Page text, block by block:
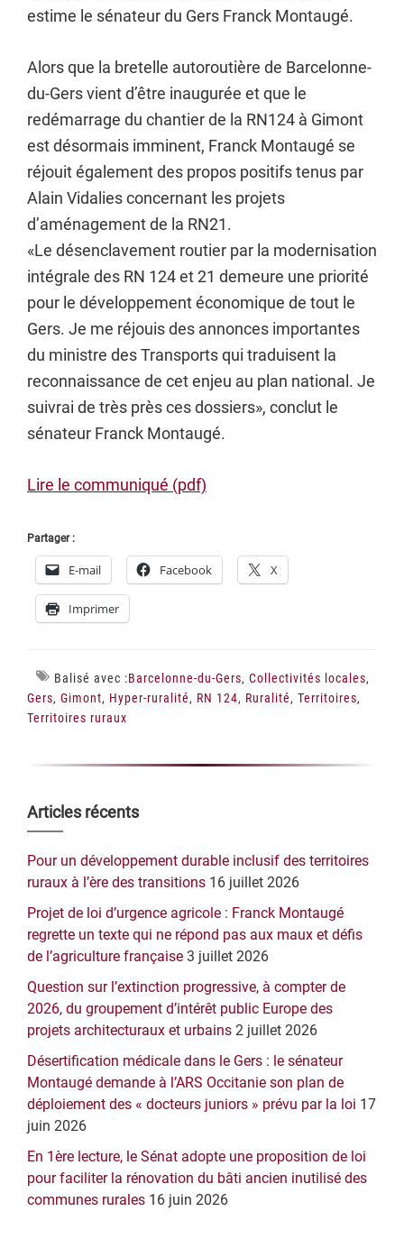
estime le sénateur du Gers Franck Montaugé.
Alors que la bretelle autoroutière de Barcelonne-
du-Gers vient d’être inaugurée et que le
redémarrage du chantier de la RN124 à Gimont
est désormais imminent, Franck Montaugé se
réjouit également des propos positifs tenus par
Alain Vidalies concernant les projets
d’aménagement de la RN21.
«Le désenclavement routier par la modernisation
intégrale des RN 124 et 21 demeure une priorité
pour le développement économique de tout le
Gers. Je me réjouis des annonces importantes
du ministre des Transports qui traduisent la
reconnaissance de cet enjeu au plan national. Je
suivrai de très près ces dossiers», conclut le
sénateur Franck Montaugé.
Lire le communiqué (pdf)
Partager :
E-mail Facebook X
Imprimer
Balisé avec :Barcelonne-du-Gers, Collectivités locales,
Gers, Gimont, Hyper-ruralité, RN 124, Ruralité, Territoires,
Territoires ruraux
Barre
latérale
principale
Articles récents
Pour un développement durable inclusif des territoires
ruraux à l’ère des transitions 16 juillet 2026
Projet de loi d’urgence agricole : Franck Montaugé
regrette un texte qui ne répond pas aux maux et défis
de l’agriculture française 3 juillet 2026
Question sur l’extinction progressive, à compter de
2026, du groupement d’intérêt public Europe des
projets architecturaux et urbains 2 juillet 2026
Désertification médicale dans le Gers : le sénateur
Montaugé demande à l’ARS Occitanie son plan de
déploiement des « docteurs juniors » prévu par la loi 17
juin 2026
En 1ère lecture, le Sénat adopte une proposition de loi
pour faciliter la rénovation du bâti ancien inutilisé des
communes rurales 16 juin 2026